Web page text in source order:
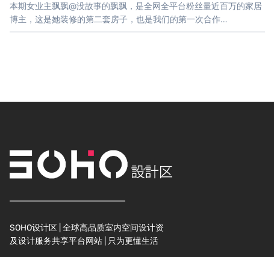
本期女业主飘飘@没故事的飘飘，是全网全平台粉丝量近百万的家居
博主，这是她装修的第二套房子，也是我们的第一次合作…
SOHO设计区 | 全球高品质室内空间设计资
及设计服务共享平台网站 | 只为更懂生活